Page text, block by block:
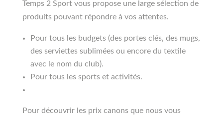
Temps 2 Sport vous propose une large sélection de
produits pouvant répondre à vos attentes.
Pour tous les budgets (des portes clés, des mugs,
des serviettes sublimées ou encore du textile
avec le nom du club).
Pour tous les sports et activités.
Pour découvrir les prix canons que nous vous